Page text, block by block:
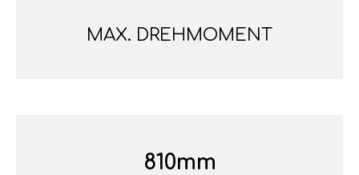
MAX. DREHMOMENT
810mm